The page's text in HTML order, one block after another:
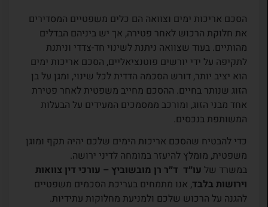
הסכם אריכות ימים וצוואה הם כלים משפטיים המסדירים
את חלוקת הרכוש לאחר פטירה, אך יש ביניהם הבדלים
מהותיים. בעוד שצוואה ניתנת לשינוי חד-צדדי וניתנת
לתקיפה על ידי יורשים פוטנציאליים, הסכם אריכות ימים
הוא יציב יותר, דורש הסכמה הדדית לכל שינוי, ומגן על בן
הזוג שנותר בחיים. ההסכם מחייב משפטית לאחר פטירת
אחד מבני הזוג, ומורכב ממסמכים המעידים על הבעלות
המשותפת בנכסים.
כדי להבטיח שהסכם אריכות הימים שלכם יהיה תקף ומוגן
משפטית, מומלץ להיעזר במומחה לדיני ירושה.
במשרד של עו״ד ד״ר רן מובשוביץ – עורכי דין צוואות
וירושות בלבד, אנו מתמחים בעריכת הסכמים משפטיים
להגנה על הרכוש שלכם ולמניעת מחלוקות עתידיות.